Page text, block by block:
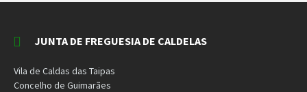
JUNTA DE FREGUESIA DE CALDELAS
Vila de Caldas das Taipas
Concelho de Guimarães